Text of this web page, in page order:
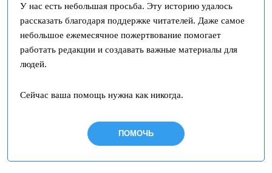
У нас есть небольшая просьба. Эту историю удалось
рассказать благодаря поддержке читателей. Даже самое
небольшое ежемесячное пожертвование помогает
работать редакции и создавать важные материалы для
людей.
Сейчас ваша помощь нужна как никогда.
ПОМОЧЬ